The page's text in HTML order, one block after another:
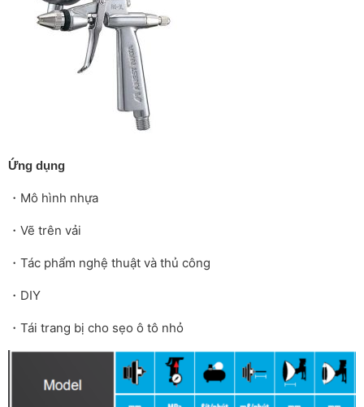
Ứng dụng
・Mô hình nhựa
・Vẽ trên vải
・Tác phẩm nghệ thuật và thủ công
・DIY
・Tái trang bị cho sẹo ô tô nhỏ